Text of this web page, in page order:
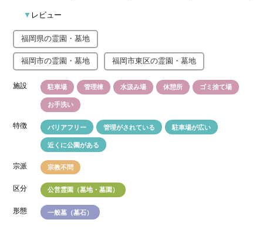
レビュー
福岡県の霊園・墓地
福岡市の霊園・墓地 福岡市東区の霊園・墓地
施設 駐車場 管理棟 水汲み場 休憩所 ゴミ捨て場
お手洗い
特徴 バリアフリー 管理がされている 駐車場が広い
近くに公園がある
宗派 宗教不問
区分 公営霊園（墓地・墓園）
形態 一般墓（墓石）